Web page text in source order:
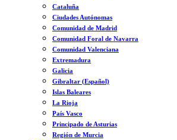
Cataluña
Ciudades Autónomas
Comunidad de Madrid
Comunidad Foral de Navarra
Comunidad Valenciana
Extremadura
Galicia
Gibraltar (Español)
Islas Baleares
La Rioja
País Vasco
Principado de Asturias
Región de Murcia